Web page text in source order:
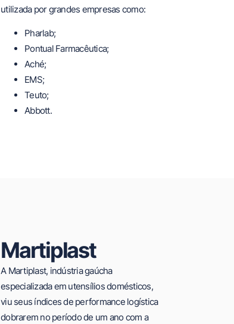
utilizada por grandes empresas como:
Pharlab;
Pontual Farmacêutica;
Aché;
EMS;
Teuto;
Abbott.
Martiplast
A Martiplast, indústria gaúcha
especializada em utensílios domésticos,
viu seus índices de performance logística
dobrarem no período de um ano com a